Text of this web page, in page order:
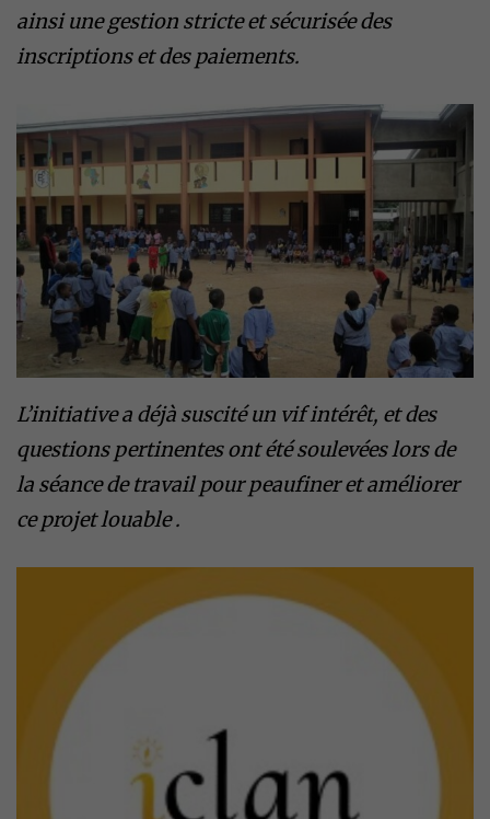
ainsi une gestion stricte et sécurisée des
inscriptions et des paiements.
L’initiative a déjà suscité un vif intérêt, et des
questions pertinentes ont été soulevées lors de
la séance de travail pour peaufiner et améliorer
ce projet louable .